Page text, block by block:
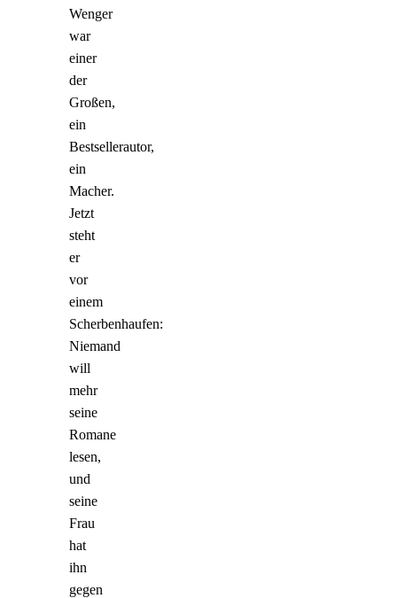
Wenger
war
einer
der
Großen,
ein
Bestsellerautor,
ein
Macher.
Jetzt
steht
er
vor
einem
Scherbenhaufen:
Niemand
will
mehr
seine
Romane
lesen,
und
seine
Frau
hat
ihn
gegen